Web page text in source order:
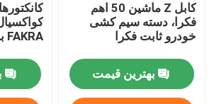
کابل Z ماشین 50 اهم
فکرا، دسته سیم کشی
خودرو ثابت فکرا
بهترین قیمت
FAKRA برای BMW